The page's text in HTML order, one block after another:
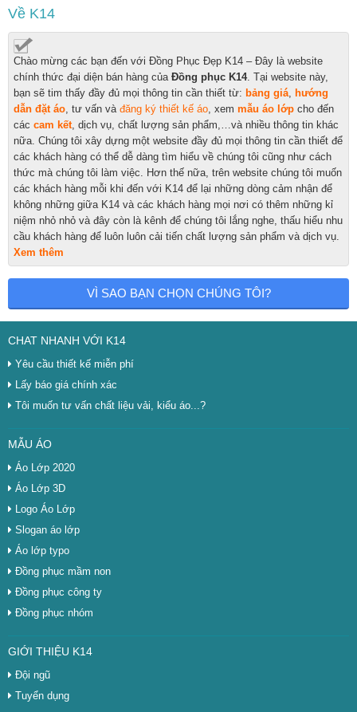
Về K14
Chào mừng các bạn đến với Đồng Phục Đẹp K14 – Đây là website
chính thức đại diện bán hàng của Đồng phục K14. Tại website này,
bạn sẽ tim thấy đầy đủ mọi thông tin cần thiết từ: bảng giá, hướng
dẫn đặt áo, tư vấn và đăng ký thiết kế áo, xem mẫu áo lớp cho đến
các cam kết, dịch vụ, chất lượng sản phẩm,…và nhiều thông tin khác
nữa. Chúng tôi xây dựng một website đầy đủ mọi thông tin cần thiết để
các khách hàng có thể dễ dàng tìm hiểu về chúng tôi cũng như cách
thức mà chúng tôi làm việc. Hơn thế nữa, trên website chúng tôi muốn
các khách hàng mỗi khi đến với K14 để lại những dòng cảm nhận để
không những giữa K14 và các khách hàng mọi nơi có thêm những kỉ
niệm nhỏ nhỏ và đây còn là kênh để chúng tôi lắng nghe, thấu hiểu nhu
cầu khách hàng để luôn luôn cải tiến chất lượng sản phẩm và dịch vụ.
Xem thêm
VÌ SAO BẠN CHỌN CHÚNG TÔI?
CHAT NHANH VỚI K14
Yêu cầu thiết kế miễn phí
Lấy báo giá chính xác
Tôi muốn tư vấn chất liệu vải, kiểu áo...?
MẪU ÁO
Áo Lớp 2020
Áo Lớp 3D
Logo Áo Lớp
Slogan áo lớp
Áo lớp typo
Đồng phục mầm non
Đồng phục công ty
Đồng phục nhóm
GIỚI THIỆU K14
Đội ngũ
Tuyển dụng